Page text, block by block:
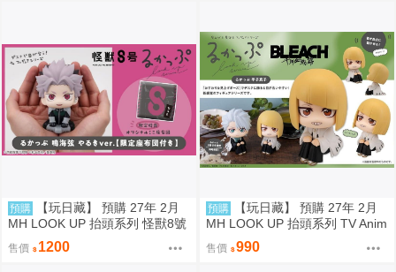
預購
【玩日藏】 預購 27年 2月
MH LOOK UP 抬頭系列 怪獸8號
鳴海弦 戰鬥版 認真 Motivated 抬
頭公仔 特典 代理版
售價 1200
預購
【玩日藏】 預購 27年 2月
MH LOOK UP 抬頭系列 TV Anim
e BLEACH 死神 千年血戰篇 平子
真子 抬頭公仔 代理版
售價 990